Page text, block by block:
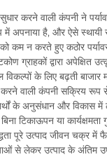
करने वाली कंपनी ने
में अपनाया है, और ऐसे स्थायी
को कम न करते हुए कठोर
ग्राहकों द्वारा अपेक्षित
के लिए बढ़ती बाजार
करने वाली कंपनी सक्रिय
के अनुसंधान और विकास में
टिकाऊपन या
पूरे उत्पाद जीवन चक्र
से लेकर उत्पाद के अंतिम